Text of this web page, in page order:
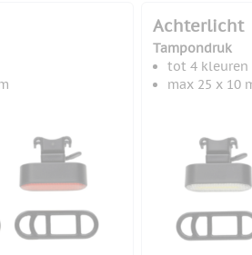
Achterlicht
Tampondruk
tot 4 kleuren
max 25 x 10